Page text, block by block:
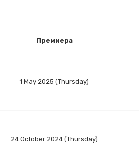
Премиера
1 May 2025 (Thursday)
24 October 2024 (Thursday)